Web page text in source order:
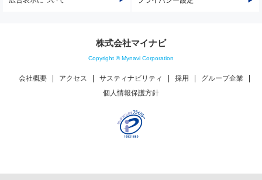
株式会社マイナビ
Copyright © Mynavi Corporation
会社概要 アクセス サスティナビリティ 採用
グループ企業
個人情報保護方針